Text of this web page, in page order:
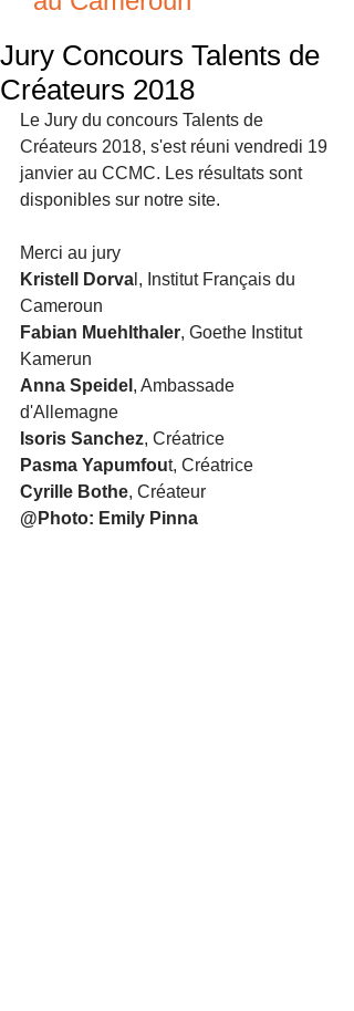
Jury Concours Talents de
Créateurs 2018
Le Jury du concours Talents de
Créateurs 2018, s'est réuni vendredi 19
janvier au CCMC. Les résultats sont
disponibles sur notre site.
Merci au jury
Kristell Dorva l, Institut Français du
Cameroun
Fabian Muehlthaler, Goethe Institut
Kamerun
Anna Speidel , Ambassade
d'Allemagne
Isoris Sanchez, Créatrice
Pasma Yapumfout, Créatrice
Cyrille Bothe, Créateur
@Photo: Emily Pinna